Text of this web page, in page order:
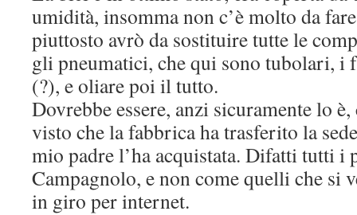
umidità, insomma non c’è molto da
piuttosto avrò da sostituire tutte le
gli pneumatici, che qui sono tubolari, i
(?), e oliare poi il tutto.
Dovrebbe essere, anzi sicuramente lo
visto che la fabbrica ha trasferito la
mio padre l’ha acquistata. Difatti tutti i
Campagnolo, e non come quelli che si
in giro per internet.